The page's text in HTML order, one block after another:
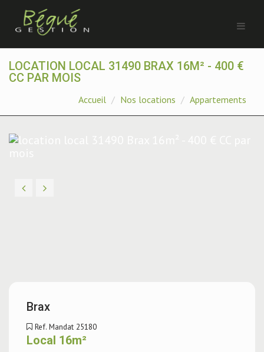
LOCATION LOCAL 31490 BRAX 16M² - 400 €
CC PAR MOIS
Accueil Nos locations Appartements
Brax
Ref. Mandat 25180
Local 16m²